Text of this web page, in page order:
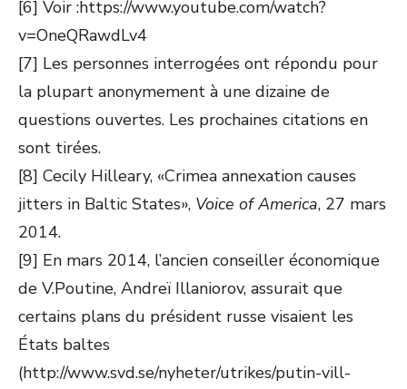
[6] Voir :https://www.youtube.com/watch?
v=OneQRawdLv4
[7] Les personnes interrogées ont répondu pour
la plupart anonymement à une dizaine de
questions ouvertes. Les prochaines citations en
sont tirées.
[8] Cecily Hilleary, «Crimea annexation causes
jitters in Baltic States», Voice of America, 27 mars
2014.
[9] En mars 2014, l’ancien conseiller économique
de V.Poutine, Andreï Illaniorov, assurait que
certains plans du président russe visaient les
États baltes
(http://www.svd.se/nyheter/utrikes/putin-vill-